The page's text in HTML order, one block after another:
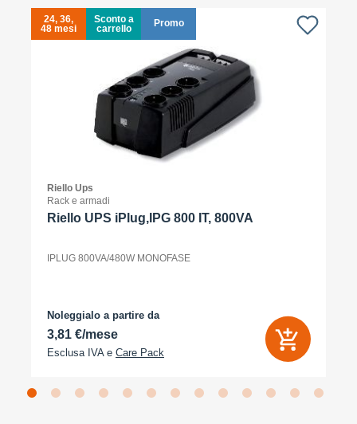
24, 36,
48 mesi
Sconto a
carrello
Promo
Riello Ups
Rack e armadi
Riello UPS iPlug,IPG 800 IT, 800VA
IPLUG 800VA/480W MONOFASE
Noleggialo a partire da
3,81 €/mese
Esclusa IVA e Care Pack